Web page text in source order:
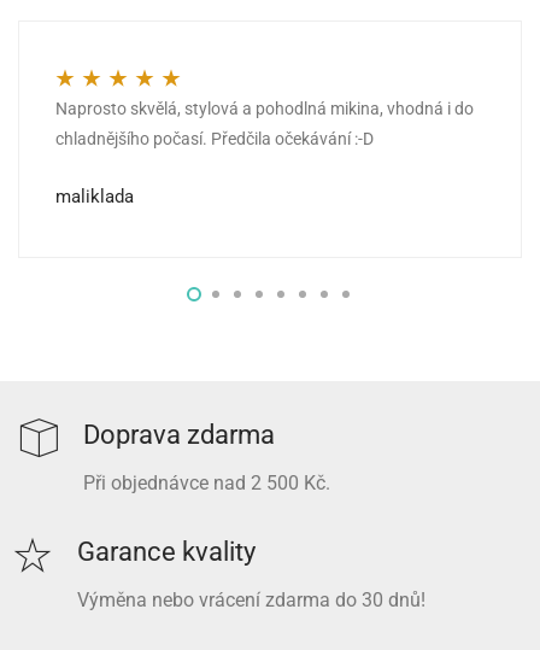
Hodnocení 5z 5
Naprosto skvělá, stylová a pohodlná mikina, vhodná i do
chladnějšího počasí. Předčila očekávání :-D
maliklada
Doprava zdarma
Při objednávce nad 2 500 Kč.
Garance kvality
Výměna nebo vrácení zdarma do 30 dnů!